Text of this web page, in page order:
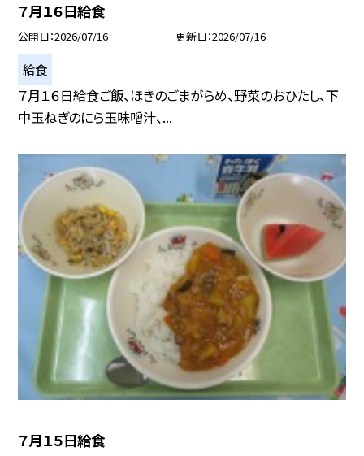
７月１６日給食
公開日 2026/07/16 更新日 2026/07/16
給食
７月１６日給食ご飯、ほきのごまがらめ、野菜のおひたし、下
中玉ねぎのにら玉味噌汁、...
７月１５日給食